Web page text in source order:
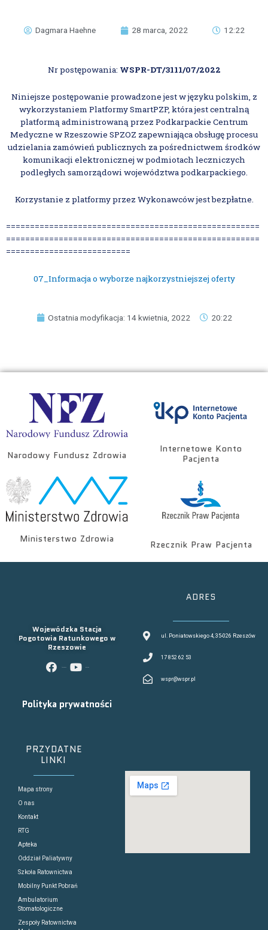
Dagmara Haehne 28 marca, 2022 12:22
Nr postępowania: WSPR-DT/3111/07/2022
Niniejsze postępowanie prowadzone jest w języku polskim, z
wykorzystaniem Platformy SmartPZP, która jest centralną
platformą administrowaną przez Podkarpackie Centrum
Medyczne w Rzeszowie SPZOZ zapewniająca obsługę procesu
udzielania zamówień publicznych za pośrednictwem środków
komunikacji elektronicznej w podmiotach leczniczych
podległych samorządowi województwa podkarpackiego.
Korzystanie z platformy przez Wykonawców jest bezpłatne.
=====================================================
=====================================================
==========================
07_Informacja o wyborze najkorzystniejszej oferty
Ostatnia modyfikacja: 14 kwietnia, 2022 20:22
Narodowy Fundusz Zdrowia
Internetowe Konto
Pacjenta
Ministerstwo Zdrowia
Rzecznik Praw Pacjenta
Wojewódzka Stacja
Pogotowia Ratunkowego w
Rzeszowie
Polityka prywatności
ADRES
ul. Poniatowskiego 4, 35-026 Rzeszów
17 852 62 53
wspr@wspr.pl
PRZYDATNE
LINKI
Mapa strony
O nas
Kontakt
RTG
Apteka
Oddział Paliatywny
Szkoła Ratownictwa
Mobilny Punkt Pobrań
Ambulatorium
Stomatologiczne
Zespoły Ratownictwa